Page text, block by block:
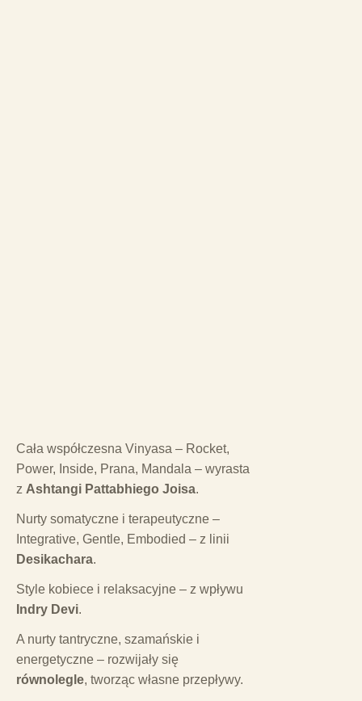
Cała współczesna Vinyasa – Rocket,
Power, Inside, Prana, Mandala – wyrasta
z Ashtangi Pattabhiego Joisa.
Nurty somatyczne i terapeutyczne –
Integrative, Gentle, Embodied – z linii
Desikachara.
Style kobiece i relaksacyjne – z wpływu
Indry Devi.
A nurty tantryczne, szamańskie i
energetyczne – rozwijały się
równolegle, tworząc własne przepływy.